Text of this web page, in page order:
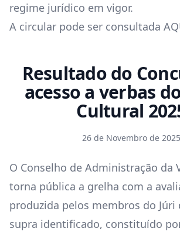
regime jurídico em vigor.
A circular pode ser consultada
Resultado do
acesso a verbas
Cultural
26 de Novembro de 2025
O Conselho de Administração da
torna pública a grelha com a
produzida pelos membros do Júri
supra identificado, constituído